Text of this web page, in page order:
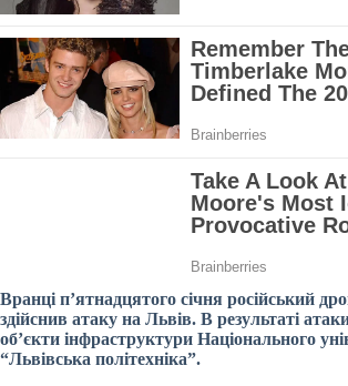
Вранці п’ятнадцятого січня російський
здійснив атаку на Львів. В результаті
об’єкти інфраструктури Національного
“Львівська політехніка”.